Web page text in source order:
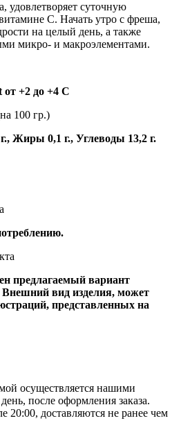
удовлетворяет суточную
C. Начать утро с фреша,
на целый день, а также
микро- и макроэлементами.
от +2 до +4 С
100 гр.)
Жиры 0,1 г., Углеводы 13,2 г.
предлагаемый вариант
Внешний вид изделия, может
представленных на
осуществляется нашими
после оформления заказа.
20:00, доставляются не ранее чем